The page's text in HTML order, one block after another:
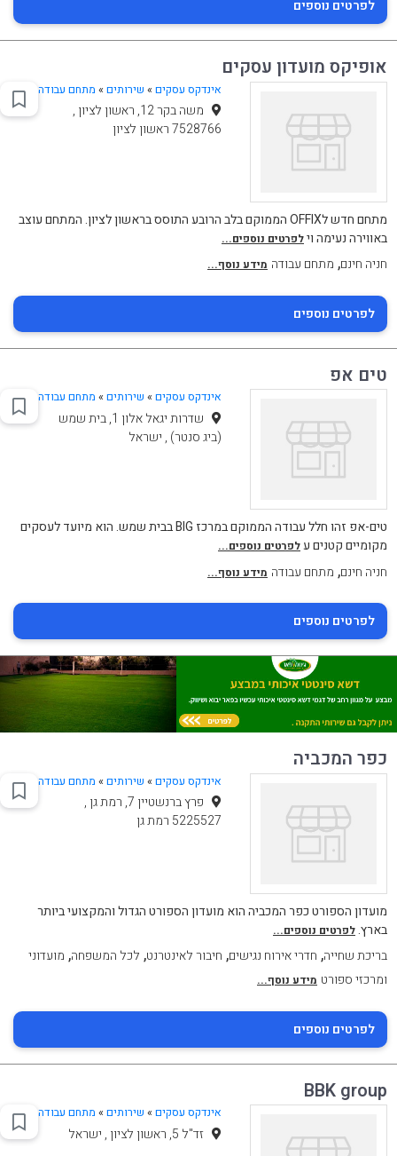
לפרטים נוספים
אופיקס מועדון עסקים
אינדקס עסקים » שירותים» מתחם עבודה
משה בקר 12, ראשון לציון ,
7528766 ראשון לציון
מתחם חדש לOFFIX הממוקם בלב הרובע התוסס בראשון לציון. המתחם עוצב
באווירה נעימה וילפרטים נוספים...
חניה חינם, מתחם עבודה מידע נוסף...
לפרטים נוספים
טים אפ
אינדקס עסקים » שירותים» מתחם עבודה
שדרות יגאל אלון 1, בית שמש
(ביג סנטר) , ישראל
טים-אפ זהו חלל עבודה הממוקם במרכז BIG בבית שמש. הוא מיועד לעסקים
מקומיים קטנים עלפרטים נוספים...
חניה חינם, מתחם עבודה מידע נוסף...
לפרטים נוספים
כפר המכביה
אינדקס עסקים » שירותים» מתחם עבודה
פרץ ברנשטיין 7, רמת גן ,
5225527 רמת גן
מועדון הספורט כפר המכביה הוא מועדון הספורט הגדול והמקצועי ביותר
בארץ.לפרטים נוספים...
בריכת שחייה, חדרי אירוח נגישים, חיבור לאינטרנט, לכל המשפחה, מועדוני
ומרכזי ספורט מידע נוסף...
לפרטים נוספים
BBK group
אינדקס עסקים » שירותים» מתחם עבודה
זד"ל 5, ראשון לציון , ישראל